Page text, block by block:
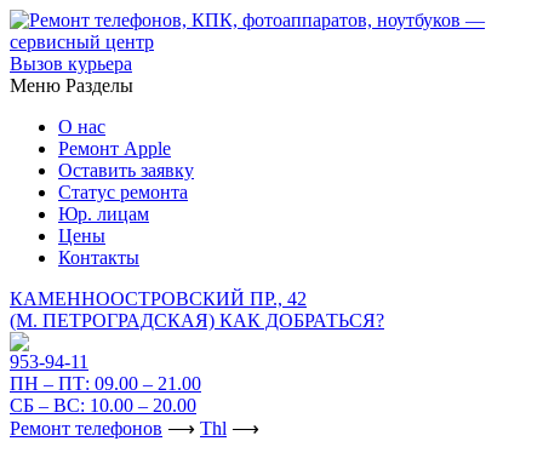
Вызов курьера
Меню Разделы
О нас
Ремонт Apple
Оставить заявку
Статус ремонта
Юр. лицам
Цены
Контакты
КАМЕННООСТРОВСКИЙ ПР., 42
(М. ПЕТРОГРАДСКАЯ) КАК ДОБРАТЬСЯ?
953-94-11
ПН – ПТ: 09.00 – 21.00
СБ – ВС: 10.00 – 20.00
Ремонт телефонов ⟶ Thl ⟶